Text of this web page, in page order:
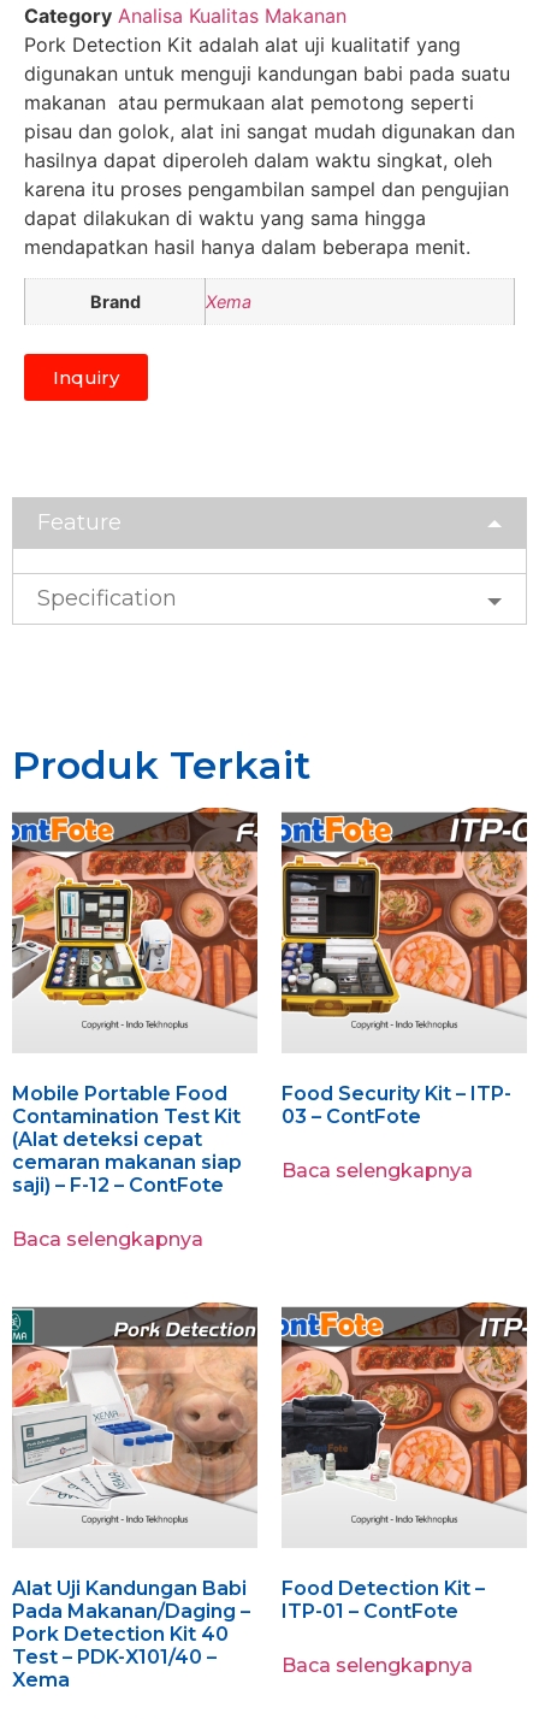
Category Analisa Kualitas Makanan
Pork Detection Kit adalah alat uji kualitatif yang
digunakan untuk menguji kandungan babi pada suatu
makanan atau permukaan alat pemotong seperti
pisau dan golok, alat ini sangat mudah digunakan dan
hasilnya dapat diperoleh dalam waktu singkat, oleh
karena itu proses pengambilan sampel dan pengujian
dapat dilakukan di waktu yang sama hingga
mendapatkan hasil hanya dalam beberapa menit.
Brand Xema
Inquiry
Feature
Specification
Produk Terkait
Mobile Portable Food
Contamination Test Kit
(Alat deteksi cepat
cemaran makanan siap
saji) – F-12 – ContFote
Baca selengkapnya
Food Security Kit – ITP-
03 – ContFote
Baca selengkapnya
Alat Uji Kandungan Babi
Pada Makanan/Daging –
Pork Detection Kit 40
Test – PDK-X101/40 –
Xema
Food Detection Kit –
ITP-01 – ContFote
Baca selengkapnya